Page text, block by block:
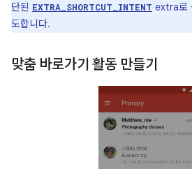
단된 EXTRA_SHORTCUT_INTENT extra로
도합니다.
맞춤 바로가기 활동 만들기